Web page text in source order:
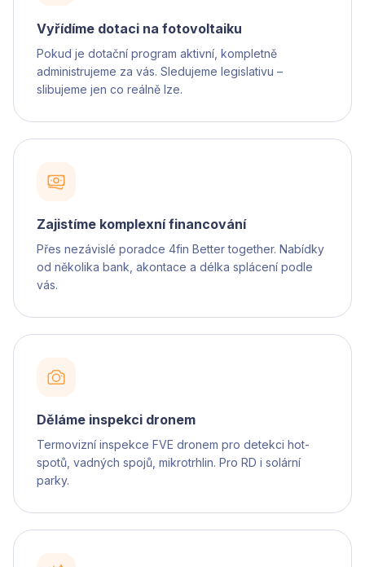
Vyřídíme dotaci na fotovoltaiku
Pokud je dotační program aktivní, kompletně
administrujeme za vás. Sledujeme legislativu –
slibujeme jen co reálně lze.
Zajistíme komplexní financování
Přes nezávislé poradce 4fin Better together. Nabídky
od několika bank, akontace a délka splácení podle
vás.
Děláme inspekci dronem
Termovizní inspekce FVE dronem pro detekci hot-
spotů, vadných spojů, mikrotrhlin. Pro RD i solární
parky.